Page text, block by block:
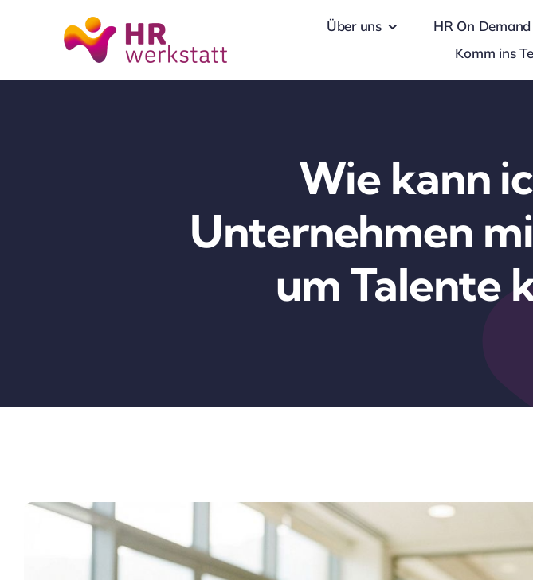
Über uns HR On Demand
Komm ins
Wie kann
Unternehmen
um Talente